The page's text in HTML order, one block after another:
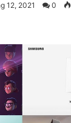
12, 2021 0